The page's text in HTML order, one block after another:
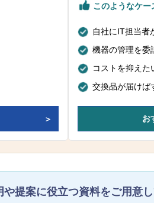
このようなケー
自社にIT担当者
機器の管理を委
コストを抑えた
交換品が届けば
お
や提案に役立つ資料をご用意